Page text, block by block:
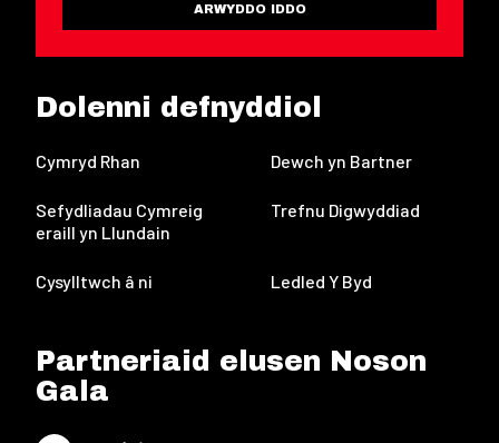
ARWYDDO IDDO
Dolenni defnyddiol
Cymryd Rhan Dewch yn Bartner
Sefydliadau Cymreig
eraill yn Llundain
Trefnu Digwyddiad
Cysylltwch â ni Ledled Y Byd
Partneriaid elusen Noson
Gala